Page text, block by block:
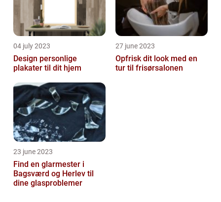
04 july 2023
Design personlige
plakater til dit hjem
27 june 2023
Opfrisk dit look med en
tur til frisørsalonen
23 june 2023
Find en glarmester i
Bagsværd og Herlev til
dine glasproblemer